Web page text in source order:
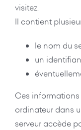
visitez.
Il contient
le nom du
un
Ces
ordinateur dans
serveur accède